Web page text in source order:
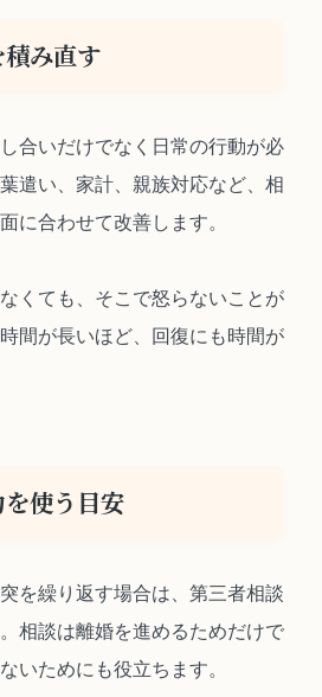
み直す
合いだけでなく日常の行動が必
遣い、家計、親族対応など、相
に合わせて改善します。
くても、そこで怒らないことが
間が長いほど、回復にも時間が
使う目安
を繰り返す場合は、第三者相談
相談は離婚を進めるためだけで
いためにも役立ちます。